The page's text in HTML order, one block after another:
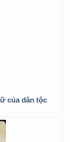
của dân tộc